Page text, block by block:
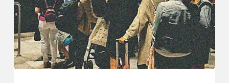
favorablement
l’organe
d’examen
et
de
plainte